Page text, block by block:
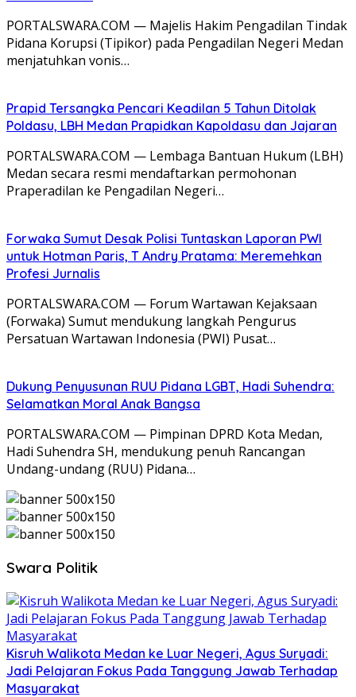
PORTALSWARA.COM — Majelis Hakim Pengadilan Tindak
Pidana Korupsi (Tipikor) pada Pengadilan Negeri Medan
menjatuhkan vonis…
Prapid Tersangka Pencari Keadilan 5 Tahun Ditolak
Poldasu, LBH Medan Prapidkan Kapoldasu dan Jajaran
PORTALSWARA.COM — Lembaga Bantuan Hukum (LBH)
Medan secara resmi mendaftarkan permohonan
Praperadilan ke Pengadilan Negeri…
Forwaka Sumut Desak Polisi Tuntaskan Laporan PWI
untuk Hotman Paris, T Andry Pratama: Meremehkan
Profesi Jurnalis
PORTALSWARA.COM — Forum Wartawan Kejaksaan
(Forwaka) Sumut mendukung langkah Pengurus
Persatuan Wartawan Indonesia (PWI) Pusat…
Dukung Penyusunan RUU Pidana LGBT, Hadi Suhendra:
Selamatkan Moral Anak Bangsa
PORTALSWARA.COM — Pimpinan DPRD Kota Medan,
Hadi Suhendra SH, mendukung penuh Rancangan
Undang-undang (RUU) Pidana…
Swara Politik
Kisruh Walikota Medan ke Luar Negeri, Agus Suryadi:
Jadi Pelajaran Fokus Pada Tanggung Jawab Terhadap
Masyarakat